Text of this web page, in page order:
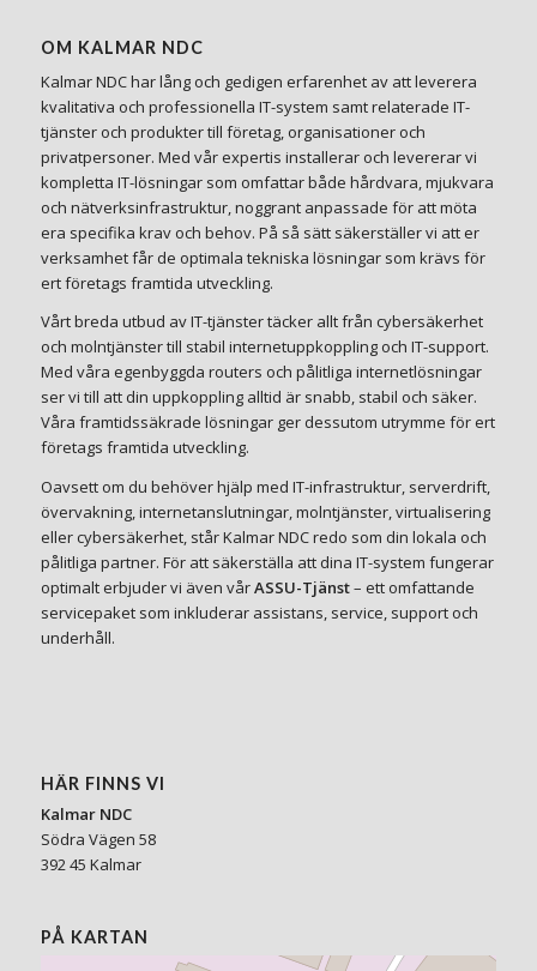
OM KALMAR NDC
Kalmar NDC har lång och gedigen erfarenhet av att leverera
kvalitativa och professionella IT-system samt relaterade IT-
tjänster och produkter till företag, organisationer och
privatpersoner. Med vår expertis installerar och levererar vi
kompletta IT-lösningar som omfattar både hårdvara, mjukvara
och nätverksinfrastruktur, noggrant anpassade för att möta
era specifika krav och behov. På så sätt säkerställer vi att er
verksamhet får de optimala tekniska lösningar som krävs för
ert företags framtida utveckling.
Vårt breda utbud av IT-tjänster täcker allt från cybersäkerhet
och molntjänster till stabil internetuppkoppling och IT-support.
Med våra egenbyggda routers och pålitliga internetlösningar
ser vi till att din uppkoppling alltid är snabb, stabil och säker.
Våra framtidssäkrade lösningar ger dessutom utrymme för ert
företags framtida utveckling.
Oavsett om du behöver hjälp med IT-infrastruktur, serverdrift,
övervakning, internetanslutningar, molntjänster, virtualisering
eller cybersäkerhet, står Kalmar NDC redo som din lokala och
pålitliga partner. För att säkerställa att dina IT-system fungerar
optimalt erbjuder vi även vårASSU-Tjänst– ett omfattande
servicepaket som inkluderar assistans, service, support och
underhåll.
HÄR FINNS VI
Kalmar NDC
Södra Vägen 58
392 45 Kalmar
PÅ KARTAN